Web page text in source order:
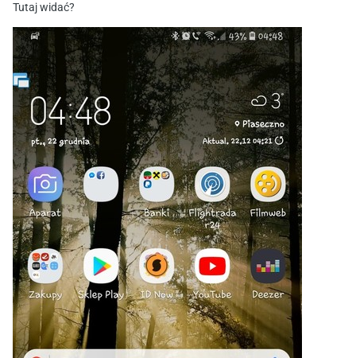
Tutaj widać?